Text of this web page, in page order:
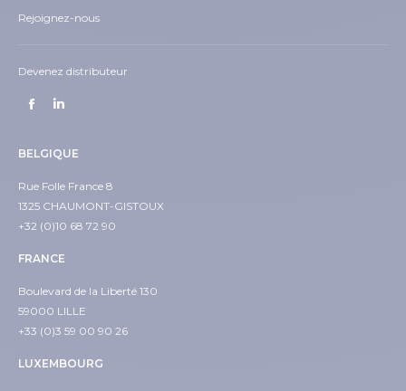
Rejoignez-nous
Devenez distributeur
BELGIQUE
Rue Folle France 8
1325 CHAUMONT-GISTOUX
+32 (0)10 68 72 90
FRANCE
Boulevard de la Liberté 130
59000 LILLE
+33 (0)3 59 00 90 26
LUXEMBOURG